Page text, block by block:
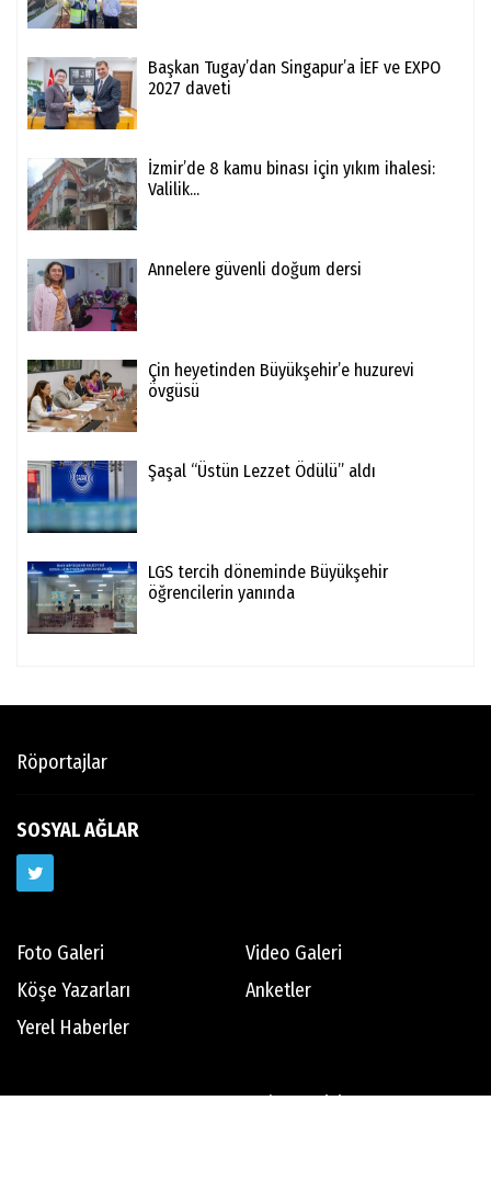
Başkan Tugay’dan Singapur’a İEF ve EXPO
2027 daveti
İzmir’de 8 kamu binası için yıkım ihalesi:
Valilik...
Annelere güvenli doğum dersi
Çin heyetinden Büyükşehir’e huzurevi
övgüsü
Şaşal “Üstün Lezzet Ödülü” aldı
LGS tercih döneminde Büyükşehir
öğrencilerin yanında
Röportajlar
SOSYAL AĞLAR
Foto Galeri
Video Galeri
Köşe Yazarları
Anketler
Yerel Haberler
Hava Durumu
Haber Arşivi